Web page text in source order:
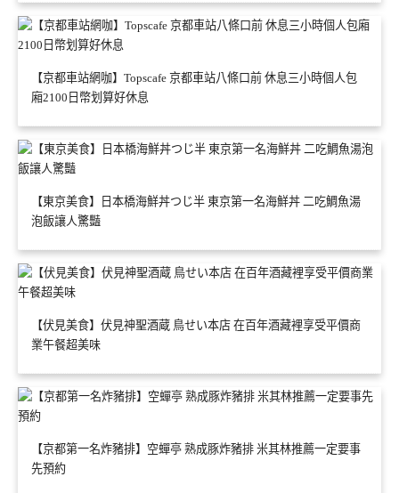
【京都車站網咖】Topscafe 京都車站八條口前 休息三小時個人包
廂2100日幣划算好休息
【東京美食】日本橋海鮮丼つじ半 東京第一名海鮮丼 二吃鯛魚湯
泡飯讓人驚豔
【伏見美食】伏見神聖酒蔵 鳥せい本店 在百年酒藏裡享受平價商
業午餐超美味
【京都第一名炸豬排】空蟬亭 熟成豚炸豬排 米其林推薦一定要事
先預約